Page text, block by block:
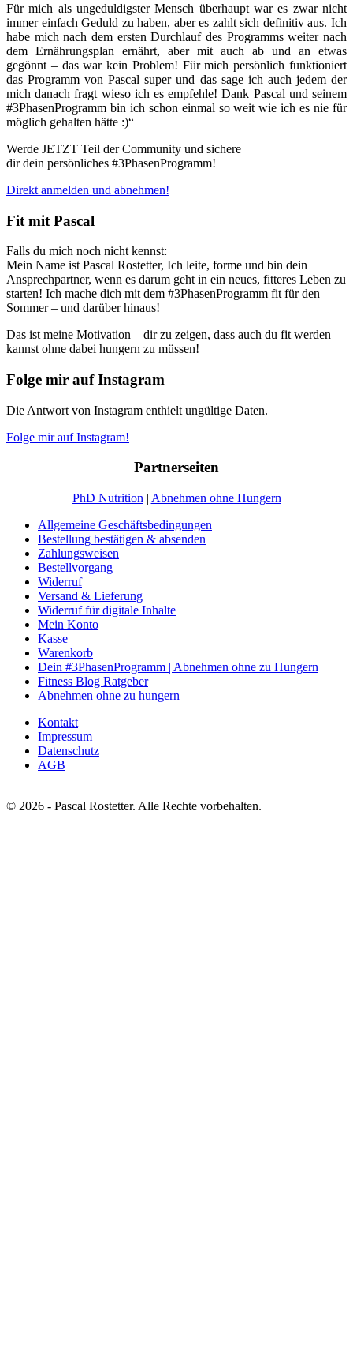
Für mich als ungeduldigster Mensch überhaupt war es zwar nicht
immer einfach Geduld zu haben, aber es zahlt sich definitiv aus. Ich
habe mich nach dem ersten Durchlauf des Programms weiter nach
dem Ernährungsplan ernährt, aber mit auch ab und an etwas
gegönnt – das war kein Problem! Für mich persönlich funktioniert
das Programm von Pascal super und das sage ich auch jedem der
mich danach fragt wieso ich es empfehle! Dank Pascal und seinem
#3PhasenProgramm bin ich schon einmal so weit wie ich es nie für
möglich gehalten hätte :)“
Werde JETZT Teil der Community und sichere
dir dein persönliches #3PhasenProgramm!
Direkt anmelden und abnehmen!
Fit mit Pascal
Falls du mich noch nicht kennst:
Mein Name ist Pascal Rostetter, Ich leite, forme und bin dein
Ansprechpartner, wenn es darum geht in ein neues, fitteres Leben zu
starten! Ich mache dich mit dem #3PhasenProgramm fit für den
Sommer – und darüber hinaus!
Das ist meine Motivation – dir zu zeigen, dass auch du fit werden
kannst ohne dabei hungern zu müssen!
Folge mir auf Instagram
Die Antwort von Instagram enthielt ungültige Daten.
Folge mir auf Instagram!
Partnerseiten
PhD Nutrition | Abnehmen ohne Hungern
Allgemeine Geschäftsbedingungen
Bestellung bestätigen & absenden
Zahlungsweisen
Bestellvorgang
Widerruf
Versand & Lieferung
Widerruf für digitale Inhalte
Mein Konto
Kasse
Warenkorb
Dein #3PhasenProgramm | Abnehmen ohne zu Hungern
Fitness Blog Ratgeber
Abnehmen ohne zu hungern
Kontakt
Impressum
Datenschutz
AGB
© 2026 - Pascal Rostetter. Alle Rechte vorbehalten.